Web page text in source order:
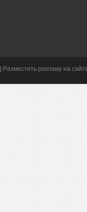
Разместить рекламу на